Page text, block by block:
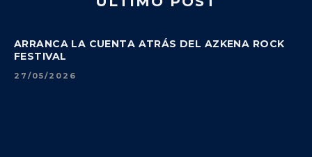
ARRANCA LA CUENTA ATRÁS DEL AZKENA ROCK
FESTIVAL
27/05/2026